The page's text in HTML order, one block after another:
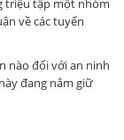
triệu tập một nhóm
về các tuyến
nào đối với an ninh
đang nắm giữ